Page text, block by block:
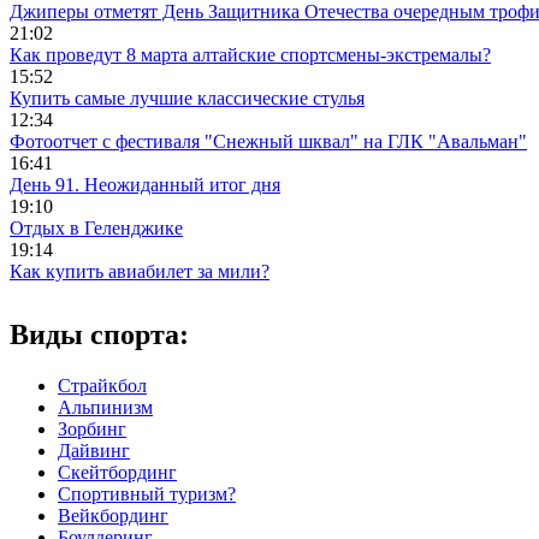
Джиперы отметят День Защитника Отечества очередным
21:02
Как проведут 8 марта алтайские спортсмены-экстремалы?
15:52
Купить самые лучшие классические стулья
12:34
Фотоотчет с фестиваля "Снежный шквал" на ГЛК "Авальман"
16:41
День 91. Неожиданный итог дня
19:10
Отдых в Геленджике
19:14
Как купить авиабилет за мили?
Виды спорта:
Страйкбол
Альпинизм
Зорбинг
Дайвинг
Скейтбординг
Спортивный туризм?
Вейкбординг